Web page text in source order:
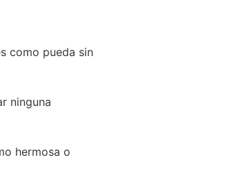
como pueda sin
ninguna
hermosa o